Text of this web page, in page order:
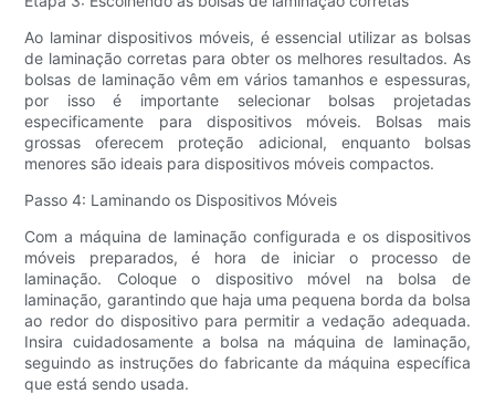
Ao laminar dispositivos móveis, é essencial utilizar as bolsas
de laminação corretas para obter os melhores resultados. As
bolsas de laminação vêm em vários tamanhos e espessuras,
por isso é importante selecionar bolsas projetadas
especificamente para dispositivos móveis. Bolsas mais
grossas oferecem proteção adicional, enquanto bolsas
menores são ideais para dispositivos móveis compactos.
Passo 4: Laminando os Dispositivos Móveis
Com a máquina de laminação configurada e os dispositivos
móveis preparados, é hora de iniciar o processo de
laminação. Coloque o dispositivo móvel na bolsa de
laminação, garantindo que haja uma pequena borda da bolsa
ao redor do dispositivo para permitir a vedação adequada.
Insira cuidadosamente a bolsa na máquina de laminação,
seguindo as instruções do fabricante da máquina específica
que está sendo usada.